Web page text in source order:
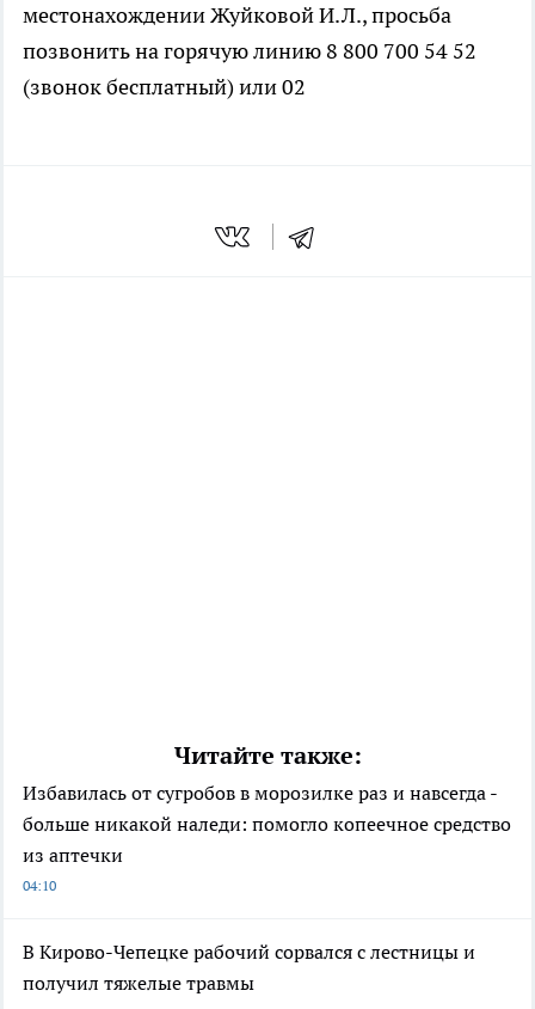
местонахождении Жуйковой И.Л., просьба
позвонить на горячую линию 8 800 700 54 52
(звонок бесплатный) или 02
Читайте также:
Избавилась от сугробов в морозилке раз и навсегда -
больше никакой наледи: помогло копеечное средство
из аптечки
04:10
В Кирово-Чепецке рабочий сорвался с лестницы и
получил тяжелые травмы